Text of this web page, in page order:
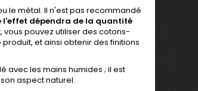
le métal. Il n'est pas recommandé
l'effet dépendra de la quantité
vous pouvez utiliser des cotons-
et ainsi obtenir des finitions
avec les mains humides ; il est
aspect naturel.